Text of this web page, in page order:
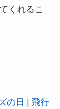
くれるこ
の日 | 飛行